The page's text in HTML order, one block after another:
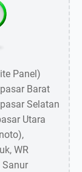
Panel)
Barat
Selatan
Utara
WR
Sanur